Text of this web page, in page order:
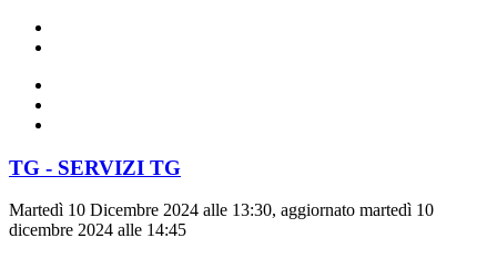
TG - SERVIZI TG
Martedì 10 Dicembre 2024 alle 13:30, aggiornato martedì 10
dicembre 2024 alle 14:45